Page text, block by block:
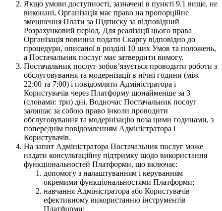
Якщо умови доступності, зазначені в пункті 9.1 вище, не
виконані, Організація має право на пропорційне
зменшення Плати за Підписку за відповідний
Розрахунковий період. Для реалізації цього права
Організація повинна подати Скаргу відповідно до
процедури, описаної в розділі 10 цих Умов та положень,
а Постачальник послуг має затвердити вимогу.
Постачальник послуг зобовʼязується проводити роботи з
обслуговування та модернізації в нічні години (між
22:00 та 7:00) і повідомляти Адміністратора і
Користувачів через Платформу щонайменше за 3
(словами: три) дні. Водночас Постачальник послуг
залишає за собою право інколи проводити
обслуговування та модернізацію поза цими годинами, з
попереднім повідомленням Адміністратора і
Користувачів.
На запит Адміністратора Постачальник послуг може
надати консультаційну підтримку щодо використання
функціональностей Платформи, що включає:
допомогу з налаштуванням і керуванням
окремими функціональностями Платформи;
навчання Адміністратора або Користувачів
ефективному використанню інструментів
Платформи;